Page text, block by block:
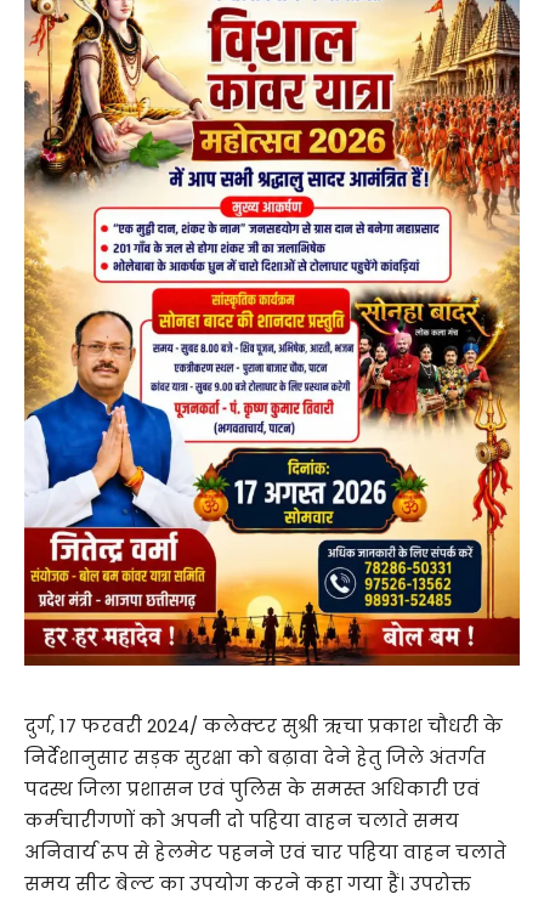
दुर्ग, 17 फरवरी 2024/ कलेक्टर सुश्री ऋचा प्रकाश चौधरी के
निर्देशानुसार सड़क सुरक्षा को बढ़ावा देने हेतु जिले अंतर्गत
पदस्थ जिला प्रशासन एवं पुलिस के समस्त अधिकारी एवं
कर्मचारीगणों को अपनी दो पहिया वाहन चलाते समय
अनिवार्य रूप से हेलमेट पहनने एवं चार पहिया वाहन चलाते
समय सीट बेल्ट का उपयोग करने कहा गया हैं। उपरोक्त